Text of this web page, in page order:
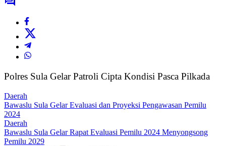
Polres Sula Gelar Patroli Cipta Kondisi Pasca Pilkada
Daerah
Bawaslu Sula Gelar Evaluasi dan Proyeksi Pengawasan Pemilu
2024
Daerah
Bawaslu Sula Gelar Rapat Evaluasi Pemilu 2024 Menyongsong
Pemilu 2029